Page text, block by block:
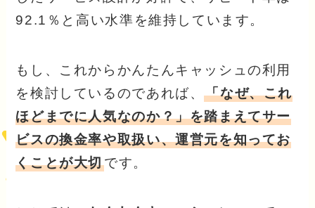
92.1％と高い水準を維持しています。
もし、これからかんたんキャッシュの利用
を検討しているのであれば、「なぜ、これ
ほどまでに人気なのか？」を踏まえてサー
ビスの換金率や取扱い、運営元を知ってお
くことが大切です。